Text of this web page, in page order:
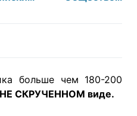
больше чем 180-200
НЕ СКРУЧЕННОМ виде.